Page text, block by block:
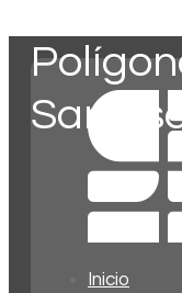
Inicio
Sant